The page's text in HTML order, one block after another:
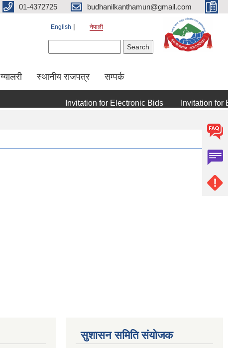
01-4372725 budhanilkanthamun@gmail.com
English नेपाली
ग्यालरी स्थानीय राजपत्र सम्पर्क
Invitation for Electronic Bids Invitation for
सुशासन समिति संयोजक